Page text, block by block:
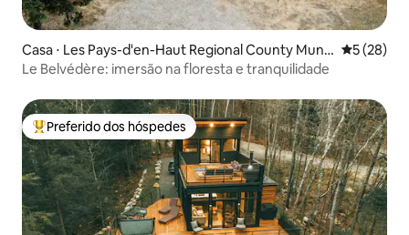
Casa ⋅ Les Pays-d'en-Haut Regional County Munic
ipality
5 de uma
5 (28)
Le Belvédère: imersão na floresta e tranquilidade
Entre os melhores preferidos dos hóspedes
Preferido dos hóspedes